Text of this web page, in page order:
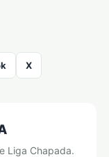
X
Liga Chapada.